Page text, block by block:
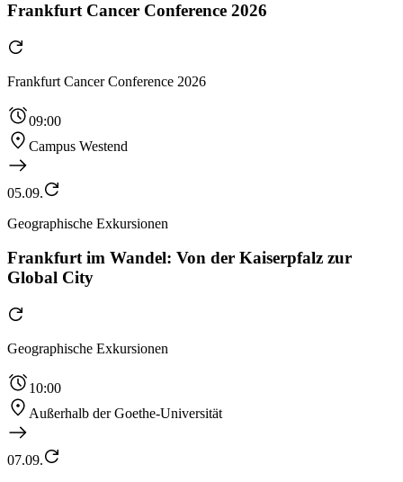
Frankfurt Cancer Conference 2026
Frankfurt Cancer Conference 2026
09:00
Campus Westend
05.09.
Geographische Exkursionen
Frankfurt im Wandel: Von der Kaiserpfalz zur
Global City
Geographische Exkursionen
10:00
Außerhalb der Goethe-Universität
07.09.